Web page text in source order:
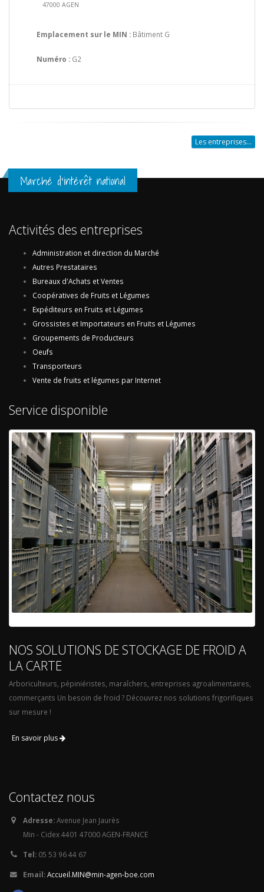
47000 AGEN
Emplacement sur le MIN : Bâtiment G
Numéro : G2
Les entreprises...
Marché d'intérêt national
Activités des entreprises
Administration et direction du Marché
Autres Prestataires
Bureaux d'Achats et Ventes
Coopératives de Fruits et Légumes
Expéditeurs en Fruits et Légumes
Grossistes et Importateurs en Fruits et Légumes
Groupements de Producteurs
Oeufs
Transporteurs
Vente de fruits et légumes par Internet
Service disponible
NOS SOLUTIONS DE STOCKAGE DE FROID A
LA CARTE
Arboriculteurs, pépiniéristes, maraîchers, entreprises agroalimentaires,
commerçants Un besoin de froid ? Découvrez nos solutions frigorifiques
sur mesure !
En savoir plus
Contactez nous
Adresse:Avenue Jean Jaurès
Min - Cidex 4401 47000 AGEN-FRANCE
Tel: 05 53 96 44 67
Email:Accueil.MIN@min-agen-boe.com